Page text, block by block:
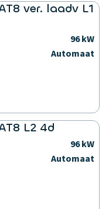
ver. laadv L1
96 kW
Automaat
L2 4d
96 kW
Automaat